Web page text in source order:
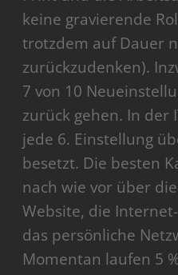
keine gravierende
trotzdem auf Dauer
zurückzudenken).
7 von 10
zurück gehen. In der
jede 6. Einstellung
besetzt. Die besten
nach wie vor über
Website, die
das persönliche
Momentan laufen 5